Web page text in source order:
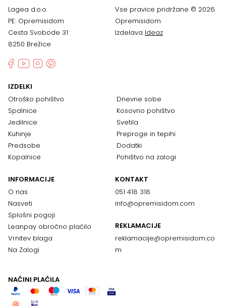
Lagea d.o.o.
PE: Opremisidom
Cesta Svobode 31
8250 Brežice
Vse pravice pridržane © 2026
Opremisidom
Izdelava Ideaz
IZDELKI
Otroško pohištvo
Spalnice
Jedilnice
Kuhinje
Predsobe
Kopalnice
Dnevne sobe
Kosovno pohištvo
Svetila
Preproge in tepihi
Dodatki
Pohištvo na zalogi
INFORMACIJE
O nas
Nasveti
Splošni pogoji
Leanpay obročno plačilo
Vrnitev blaga
Na Zalogi
KONTAKT
051 418 318
info@opremisidom.com
REKLAMACIJE
reklamacije@opremisidom.co
m
NAČINI PLAČILA